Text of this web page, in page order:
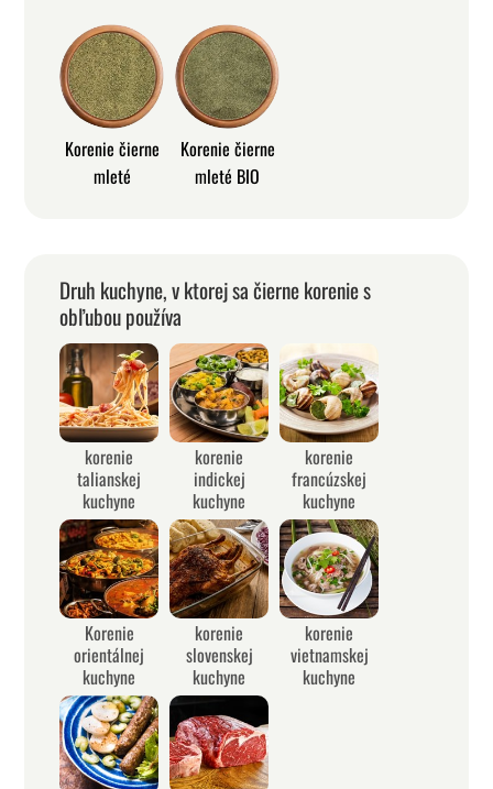
Korenie čierne
mleté
Korenie čierne
mleté BIO
Druh kuchyne, v ktorej sa čierne korenie s
obľubou používa
korenie
talianskej
kuchyne
korenie
indickej
kuchyne
korenie
francúzskej
kuchyne
Korenie
orientálnej
kuchyne
korenie
slovenskej
kuchyne
korenie
vietnamskej
kuchyne